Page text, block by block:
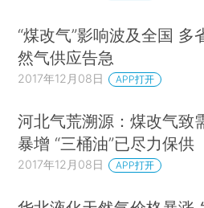
确保供气，包括提前和超出
造的新增用户，也包括之前
气合同的用户，只要是民生
应，供气有缺口的地方要
案，即压非居民用气，保证
用气，无论是合同内还是合
保障。”她说，同时，各地
“煤改气”影响波及全国 多
然气供应告急
2017年12月08日 APP打开
河北气荒溯源：煤改气致
暴增 “三桶油”已尽力保供
2017年12月08日 APP打开